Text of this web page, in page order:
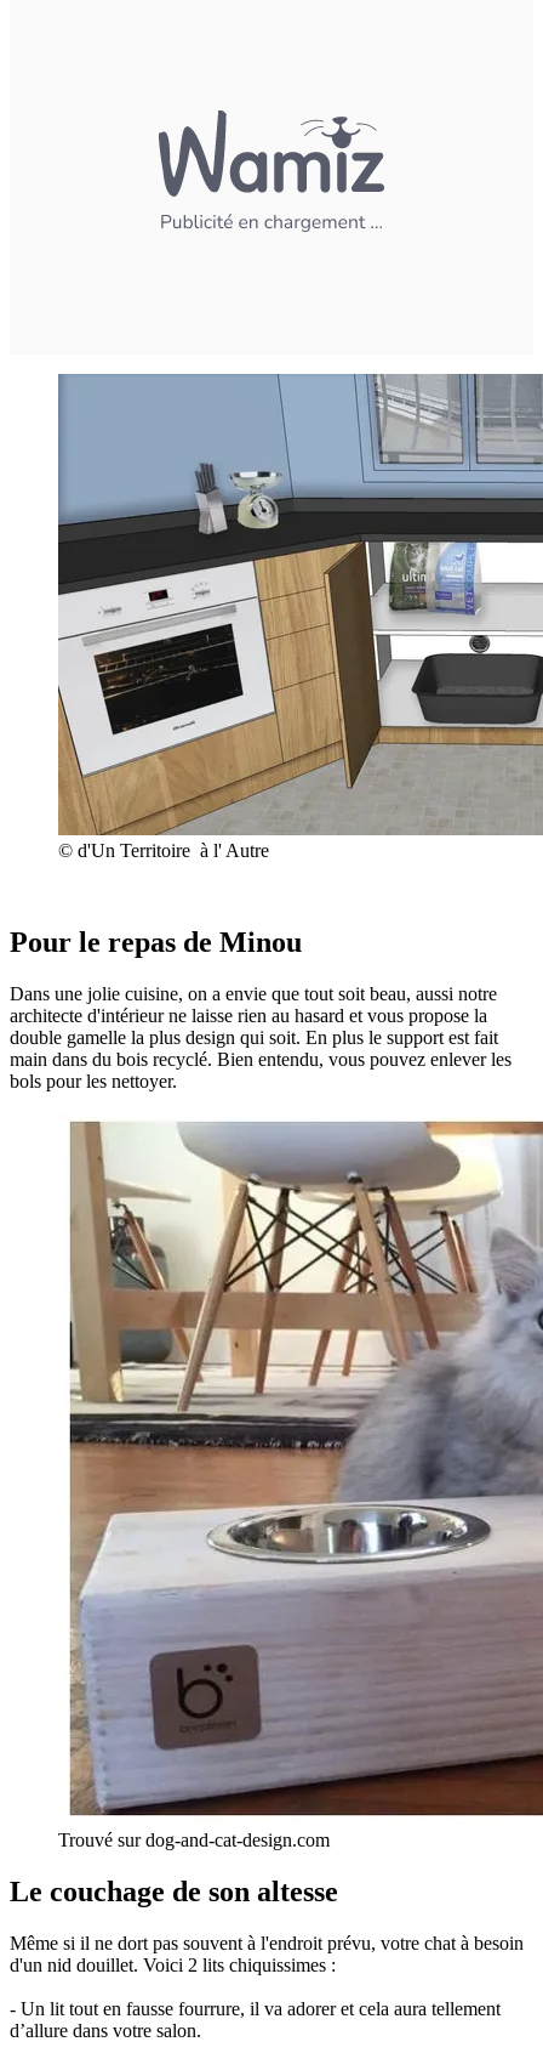
© d'Un Territoire à l' Autre
Pour le repas de Minou
Dans une jolie cuisine, on a envie que tout soit beau, aussi notre
architecte d'intérieur ne laisse rien au hasard et vous propose la
double gamelle la plus design qui soit. En plus le support est fait
main dans du bois recyclé. Bien entendu, vous pouvez enlever les
bols pour les nettoyer.
Trouvé sur dog-and-cat-design.com
Le couchage de son altesse
Même si il ne dort pas souvent à l'endroit prévu, votre chat à besoin
d'un nid douillet. Voici 2 lits chiquissimes :
- Un lit tout en fausse fourrure, il va adorer et cela aura tellement
d’allure dans votre salon.